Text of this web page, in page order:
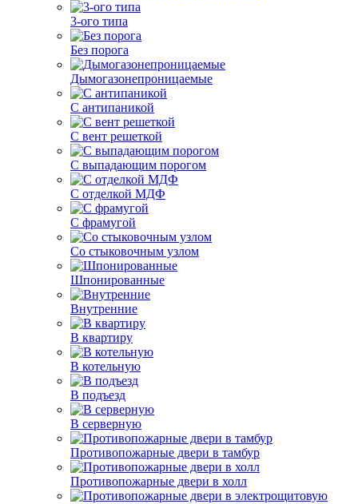
3-ого типа
Без порога
Дымогазонепроницаемые
С антипаникой
С вент решеткой
С выпадающим порогом
С отделкой МДФ
С фрамугой
Со стыковочным узлом
Шпонированные
Внутренние
В квартиру
В котельную
В подъезд
В серверную
Противопожарные двери в тамбур
Противопожарные двери в холл